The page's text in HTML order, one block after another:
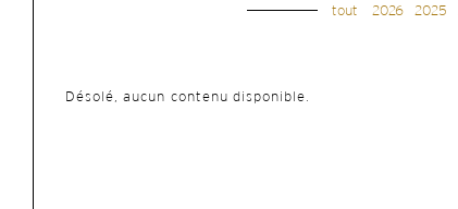
tout 2026 2025
Désolé, aucun contenu disponible.